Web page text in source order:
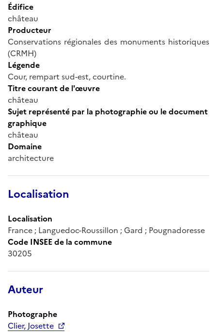
Édifice
château
Producteur
Conservations régionales des monuments historiques
(CRMH)
Légende
Cour, rempart sud-est, courtine.
Titre courant de l'œuvre
château
Sujet représenté par la photographie ou le document
graphique
château
Domaine
architecture
Localisation
Localisation
France ; Languedoc-Roussillon ; Gard ; Pougnadoresse
Code INSEE de la commune
30205
Auteur
Photographe
Clier, Josette